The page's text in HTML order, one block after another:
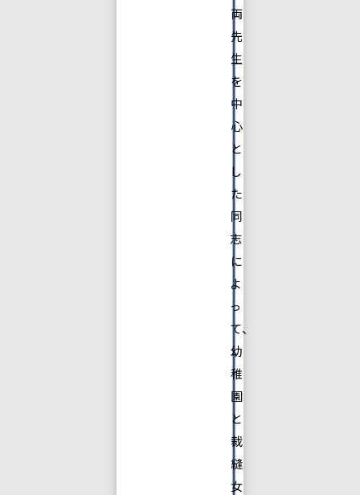
両
先
生
を
中
心
と
し
た
同
志
に
よ
っ
て、
幼
稚
園
と
裁
縫
女